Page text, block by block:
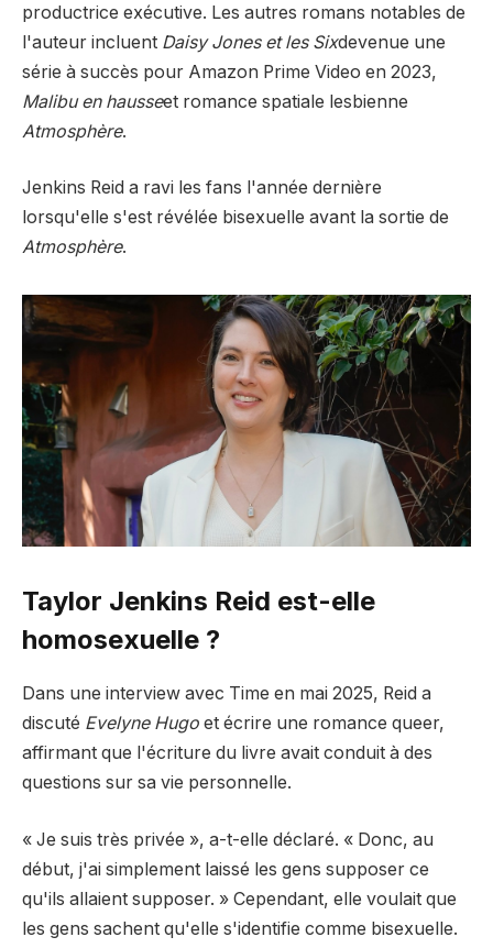
productrice exécutive. Les autres romans notables de
l'auteur incluent Daisy Jones et les Sixdevenue une
série à succès pour Amazon Prime Video en 2023,
Malibu en hausseet romance spatiale lesbienne
Atmosphère.
Jenkins Reid a ravi les fans l'année dernière
lorsqu'elle s'est révélée bisexuelle avant la sortie de
Atmosphère.
Taylor Jenkins Reid est-elle
homosexuelle ?
Dans une interview avec Time en mai 2025, Reid a
discuté Evelyne Hugo et écrire une romance queer,
affirmant que l'écriture du livre avait conduit à des
questions sur sa vie personnelle.
« Je suis très privée », a-t-elle déclaré. « Donc, au
début, j'ai simplement laissé les gens supposer ce
qu'ils allaient supposer. » Cependant, elle voulait que
les gens sachent qu'elle s'identifie comme bisexuelle.